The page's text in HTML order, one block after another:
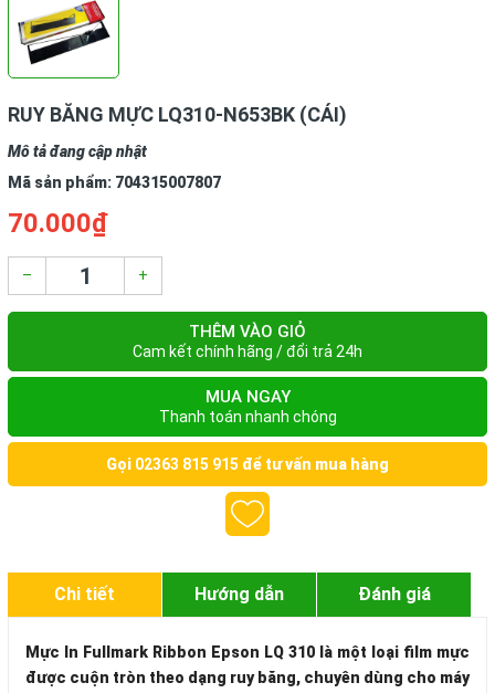
RUY BĂNG MỰC LQ310-N653BK (CÁI)
Mô tả đang cập nhật
Mã sản phẩm: 704315007807
70.000₫
– +
THÊM VÀO GIỎ
Cam kết chính hãng / đổi trả 24h
MUA NGAY
Thanh toán nhanh chóng
Gọi 02363 815 915 để tư vấn mua hàng
Chi tiết Hướng dẫn Đánh giá
Mực In Fullmark Ribbon Epson LQ 310 là một loại film mực
được cuộn tròn theo dạng ruy băng, chuyên dùng cho máy